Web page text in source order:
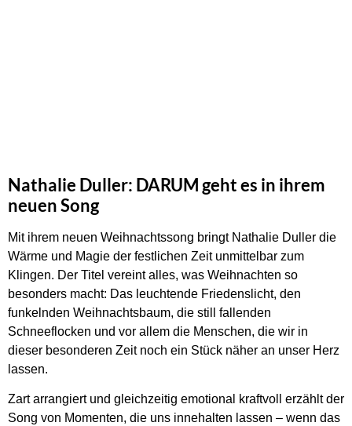
Nathalie Duller: DARUM geht es in ihrem
neuen Song
Mit ihrem neuen Weihnachtssong bringt Nathalie Duller die
Wärme und Magie der festlichen Zeit unmittelbar zum
Klingen. Der Titel vereint alles, was Weihnachten so
besonders macht: Das leuchtende Friedenslicht, den
funkelnden Weihnachtsbaum, die still fallenden
Schneeflocken und vor allem die Menschen, die wir in
dieser besonderen Zeit noch ein Stück näher an unser Herz
lassen.
Zart arrangiert und gleichzeitig emotional kraftvoll erzählt der
Song von Momenten, die uns innehalten lassen – wenn das